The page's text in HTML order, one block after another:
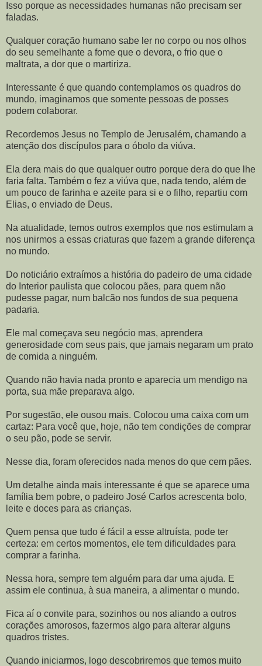
Isso porque as necessidades humanas não precisam ser
faladas.
Qualquer coração humano sabe ler no corpo ou nos olhos
do seu semelhante a fome que o devora, o frio que o
maltrata, a dor que o martiriza.
Interessante é que quando contemplamos os quadros do
mundo, imaginamos que somente pessoas de posses
podem colaborar.
Recordemos Jesus no Templo de Jerusalém, chamando a
atenção dos discípulos para o óbolo da viúva.
Ela dera mais do que qualquer outro porque dera do que lhe
faria falta. Também o fez a viúva que, nada tendo, além de
um pouco de farinha e azeite para si e o filho, repartiu com
Elias, o enviado de Deus.
Na atualidade, temos outros exemplos que nos estimulam a
nos unirmos a essas criaturas que fazem a grande diferença
no mundo.
Do noticiário extraímos a história do padeiro de uma cidade
do Interior paulista que colocou pães, para quem não
pudesse pagar, num balcão nos fundos de sua pequena
padaria.
Ele mal começava seu negócio mas, aprendera
generosidade com seus pais, que jamais negaram um prato
de comida a ninguém.
Quando não havia nada pronto e aparecia um mendigo na
porta, sua mãe preparava algo.
Por sugestão, ele ousou mais. Colocou uma caixa com um
cartaz: Para você que, hoje, não tem condições de comprar
o seu pão, pode se servir.
Nesse dia, foram oferecidos nada menos do que cem pães.
Um detalhe ainda mais interessante é que se aparece uma
família bem pobre, o padeiro José Carlos acrescenta bolo,
leite e doces para as crianças.
Quem pensa que tudo é fácil a esse altruísta, pode ter
certeza: em certos momentos, ele tem dificuldades para
comprar a farinha.
Nessa hora, sempre tem alguém para dar uma ajuda. E
assim ele continua, à sua maneira, a alimentar o mundo.
Fica aí o convite para, sozinhos ou nos aliando a outros
corações amorosos, fazermos algo para alterar alguns
quadros tristes.
Quando iniciarmos, logo descobriremos que temos muito